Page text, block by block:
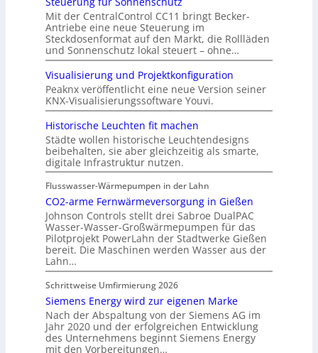
Mit der CentralControl CC11 bringt Becker-
Antriebe eine neue Steuerung im
Steckdosenformat auf den Markt, die Rollläden
und Sonnenschutz lokal steuert – ohne…
Visualisierung und Projektkonfiguration
Peaknx veröffentlicht eine neue Version seiner
KNX-Visualisierungssoftware Youvi.
Historische Leuchten fit machen
Städte wollen historische Leuchtendesigns
beibehalten, sie aber gleichzeitig als smarte,
digitale Infrastruktur nutzen.
Flusswasser-Wärmepumpen in der Lahn
CO2-arme Fernwärmeversorgung in Gießen
Johnson Controls stellt drei Sabroe DualPAC
Wasser-Wasser-Großwärmepumpen für das
Pilotprojekt PowerLahn der Stadtwerke Gießen
bereit. Die Maschinen werden Wasser aus der
Lahn…
Schrittweise Umfirmierung 2026
Siemens Energy wird zur eigenen Marke
Nach der Abspaltung von der Siemens AG im
Jahr 2020 und der erfolgreichen Entwicklung
des Unternehmens beginnt Siemens Energy
mit den Vorbereitungen…